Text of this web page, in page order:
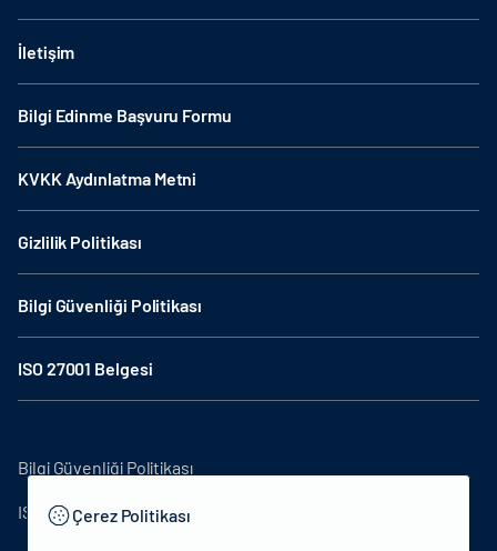
İletişim
Bilgi Edinme Başvuru Formu
KVKK Aydınlatma Metni
Gizlilik Politikası
Bilgi Güvenliği Politikası
ISO 27001 Belgesi
Bilgi Güvenliği Politikası
ISO27001Çerez Politikası